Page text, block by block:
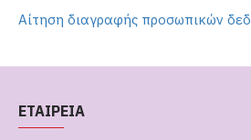
Αίτηση διαγραφής προσωπικών
ΕΤΑΙΡΕΙΑ